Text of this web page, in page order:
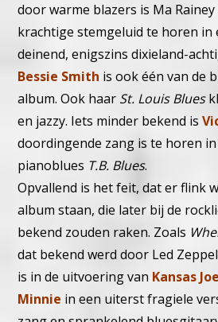
door warme blazers is Ma
krachtige stemgeluid te horen in
deinend, enigszins dixieland-
Bessie Smith is ook één van de
album. Ook haar St. Louis Blues
en jazzy. Iets minder bekend is
doordingende zang is te horen
pianoblues T.B. Blues.
Opvallend is het feit, dat er flink
album staan, die later bij de
bekend zouden raken. Zoals
dat bekend werd door Led
is in de uitvoering van Kansas
Minnie in een uiterst fragiele